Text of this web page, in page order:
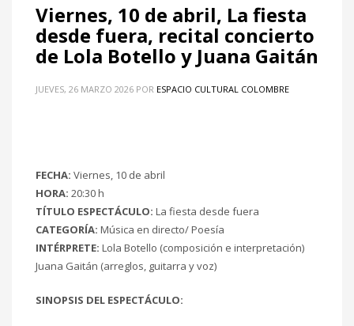
Viernes, 10 de abril, La fiesta
desde fuera, recital concierto
de Lola Botello y Juana Gaitán
JUEVES, 26 MARZO 2026 POR ESPACIO CULTURAL COLOMBRE
FECHA: Viernes, 10 de abril
HORA: 20:30 h
TÍTULO ESPECTÁCULO: La fiesta desde fuera
CATEGORÍA: Música en directo/ Poesía
INTÉRPRETE: Lola Botello (composición e interpretación)
Juana Gaitán (arreglos, guitarra y voz)
SINOPSIS DEL ESPECTÁCULO: